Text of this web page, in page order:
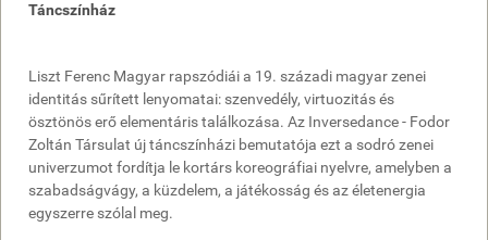
Táncszínház
Liszt Ferenc Magyar rapszódiái a 19. századi magyar zenei
identitás sűrített lenyomatai: szenvedély, virtuozitás és
ösztönös erő elementáris találkozása. Az Inversedance - Fodor
Zoltán Társulat új táncszínházi bemutatója ezt a sodró zenei
univerzumot fordítja le kortárs koreográfiai nyelvre, amelyben a
szabadságvágy, a küzdelem, a játékosság és az életenergia
egyszerre szólal meg.